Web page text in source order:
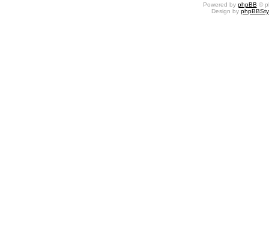
Powered by phpBB ©
Design by